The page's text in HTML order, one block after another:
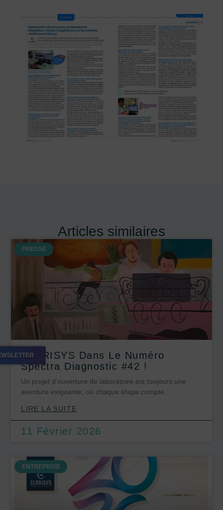
Articles similaires
PRESSE
CLARISYS Dans Le Numéro
Spectra Diagnostic #42 !
Un projet d’ouverture de laboratoire est toujours une
aventure exigeante, où chaque étape compte.
LIRE LA SUITE
11 Février 2026
ENTREPRISE